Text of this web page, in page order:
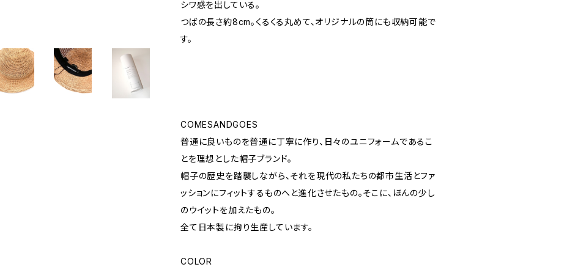
シワ感を出している。
つばの長さ約8cm。くるくる丸めて、オリジナルの筒にも収納可能で
す。
COMESANDGOES
普通に良いものを普通に丁寧に作り、日々のユニフォームであるこ
とを理想とした帽子ブランド。
帽子の歴史を踏襲しながら、それを現代の私たちの都市生活とファ
ッションにフィットするものへと進化させたもの。そこに、ほんの少し
のウイットを加えたもの。
全て日本製に拘り生産しています。
COLOR